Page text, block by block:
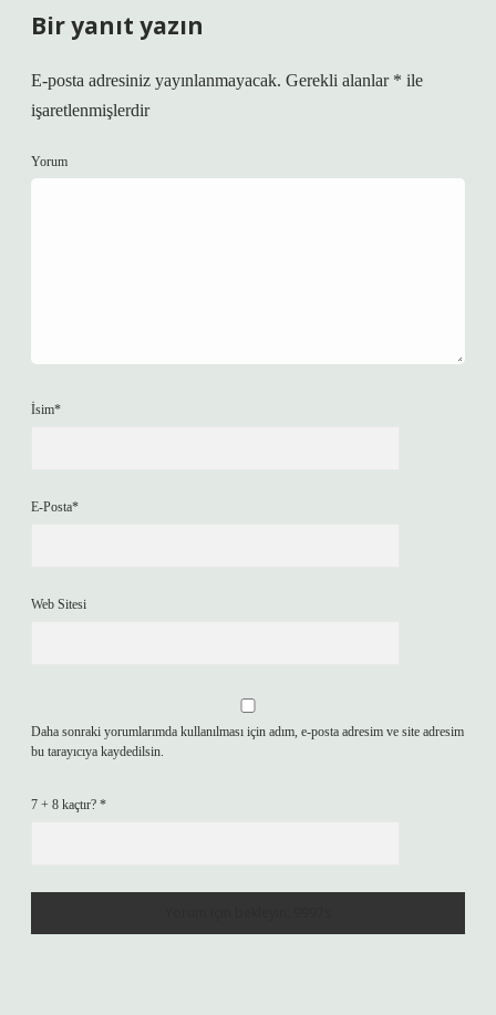
Bir yanıt yazın
E-posta adresiniz yayınlanmayacak. Gerekli alanlar * ile
işaretlenmişlerdir
Yorum
İsim*
E-Posta*
Web Sitesi
Daha sonraki yorumlarımda kullanılması için adım, e-posta adresim ve site adresim
bu tarayıcıya kaydedilsin.
7 + 8 kaçtır? *